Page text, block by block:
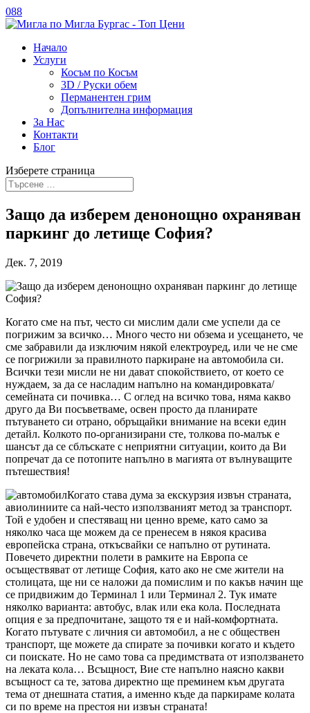
088
Начало
Услуги
Косъм по Косъм
3D / Руски обем
Перманентен грим
Допълнителна информация
За Нас
Контакти
Блог
Изберете страница
Защо да изберем денонощно охраняван
паркинг до летище София?
Дек. 7, 2019
Когато сме на път, често си мислим дали сме успели да се
погрижим за всичко… Много често ни обзема и усещането, че
сме забравили да изключим някой електроуред, или че не сме
се погрижили за правилното паркиране на автомобила си.
Всички тези мисли не ни дават спокойствието, от което се
нуждаем, за да се насладим напълно на командировката/
семейната си почивка… С оглед на всичко това, няма какво
друго да Ви посъветваме, освен просто да планирате
пътуването си отрано, обръщайки внимание на всеки един
детайл. Колкото по-организирани сте, толкова по-малък е
шансът да се сблъскате с неприятни ситуации, които да Ви
попречат да се потопите напълно в магията от вълнуващите
пътешествия!
Когато става дума за екскурзия извън страната,
авиолиниите са най-често използваният метод за транспорт.
Той е удобен и спестяващ ни ценно време, като само за
няколко часа ще можем да се пренесем в някоя красива
европейска страна, откъсвайки се напълно от рутината.
Повечето директни полети в рамките на Европа се
осъществяват от летище София, като ако не сме жители на
столицата, ще ни се наложи да помислим и по какъв начин ще
се придвижим до Терминал 1 или Терминал 2. Тук имате
няколко варианта: автобус, влак или ека кола. Последната
опция е за предпочитане, защото тя е и най-комфортната.
Когато пътувате с личния си автомобил, а не с обществен
транспорт, ще можете да спирате за почивки когато и където
си поискате. Но не само това са предимствата от използването
на леката кола… Всъщност, Вие сте напълно наясно какви
всъщност са те, затова директно ще преминем към другата
тема от днешната статия, а именно къде да паркираме колата
си по време на престоя ни извън страната!